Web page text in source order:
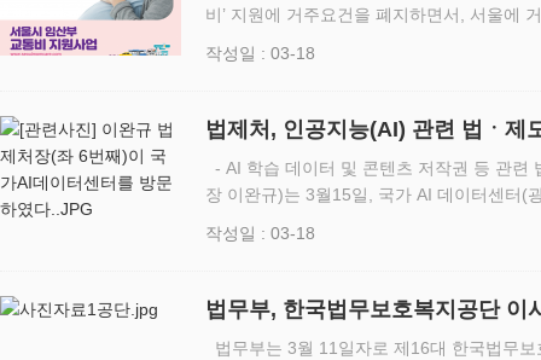
비’ 지원에 거주요건을 폐지하면서, 서울에
에 관한 조례｣ …
작성일 : 03-18
법제처, 인공지능(AI) 관련 법ㆍ제
데이터센터’ 방문
- AI 학습 데이터 및 콘텐츠 저작권 등 관련 법ㆍ
장 이완규)는 3월15일, 국가 AI 데이터센터(
담회에…
작성일 : 03-18
법무부, 한국법무보호복지공단 이
법무부는 3월 11일자로 제16대 한국법무